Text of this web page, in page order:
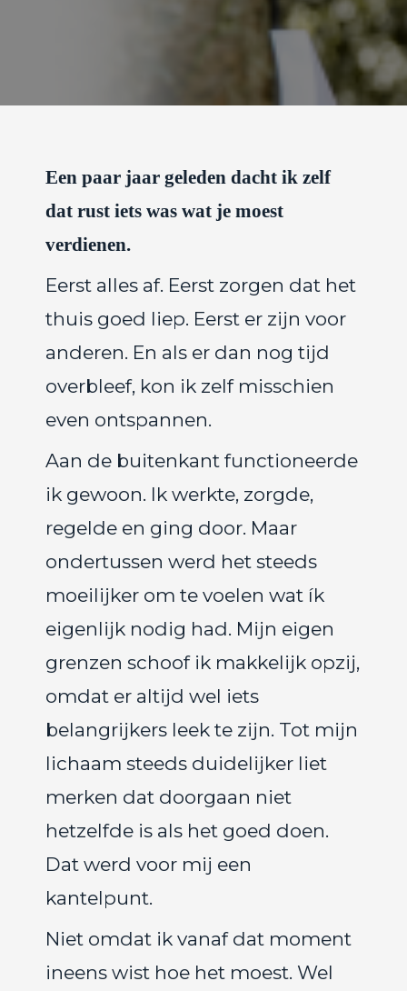
Een paar jaar geleden dacht ik zelf
dat rust iets was wat je moest
verdienen.
Eerst alles af. Eerst zorgen dat het
thuis goed liep. Eerst er zijn voor
anderen. En als er dan nog tijd
overbleef, kon ik zelf misschien
even ontspannen.
Aan de buitenkant functioneerde
ik gewoon. Ik werkte, zorgde,
regelde en ging door. Maar
ondertussen werd het steeds
moeilijker om te voelen wat ík
eigenlijk nodig had. Mijn eigen
grenzen schoof ik makkelijk opzij,
omdat er altijd wel iets
belangrijkers leek te zijn. Tot mijn
lichaam steeds duidelijker liet
merken dat doorgaan niet
hetzelfde is als het goed doen.
Dat werd voor mij een
kantelpunt.
Niet omdat ik vanaf dat moment
ineens wist hoe het moest. Wel
gebruikt
website-